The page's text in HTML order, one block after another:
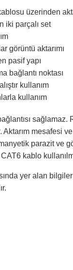
üzerinden
iki parçalı set
görüntü aktarımı
pasif yapı
bağlantı noktası
kullanım
kullanım
Aktarım
parazit ve
kablo
yer alan